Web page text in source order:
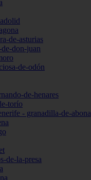
de-asturias
don-juan
de-odón
de-henares
torío
- granadilla-de-abona
de-la-presa